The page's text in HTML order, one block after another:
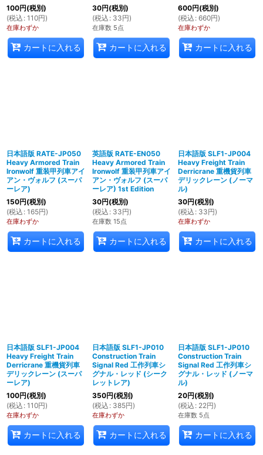
100円(税別)
(税込 : 110円)
在庫わずか
カートに入れる
30円(税別)
(税込 : 33円)
在庫数 5点
カートに入れる
600円(税別)
(税込 : 660円)
在庫わずか
カートに入れる
日本語版 RATE-JP050
Heavy Armored Train
Ironwolf 重装甲列車アイ
アン・ヴォルフ (スーパ
ーレア)
150円(税別)
(税込 : 165円)
在庫わずか
カートに入れる
英語版 RATE-EN050
Heavy Armored Train
Ironwolf 重装甲列車アイ
アン・ヴォルフ (スーパ
ーレア) 1st Edition
30円(税別)
(税込 : 33円)
在庫数 15点
カートに入れる
日本語版 SLF1-JP004
Heavy Freight Train
Derricrane 重機貨列車
デリックレーン (ノーマ
ル)
30円(税別)
(税込 : 33円)
在庫わずか
カートに入れる
日本語版 SLF1-JP004
Heavy Freight Train
Derricrane 重機貨列車
デリックレーン (スーパ
ーレア)
100円(税別)
(税込 : 110円)
在庫わずか
カートに入れる
日本語版 SLF1-JP010
Construction Train
Signal Red 工作列車シ
グナル・レッド (シーク
レットレア)
350円(税別)
(税込 : 385円)
在庫わずか
カートに入れる
日本語版 SLF1-JP010
Construction Train
Signal Red 工作列車シ
グナル・レッド (ノーマ
ル)
20円(税別)
(税込 : 22円)
在庫数 5点
カートに入れる